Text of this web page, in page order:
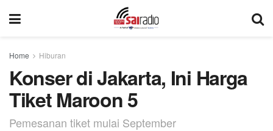
Home Hiburan
Konser di Jakarta, Ini Harga
Tiket Maroon 5
Pemesanan tiket mulai September